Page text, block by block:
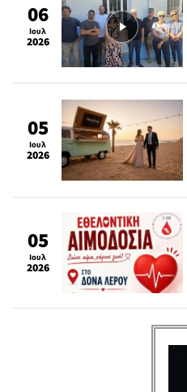
06
Ιουλ
2026
05
Ιουλ
2026
05
Ιουλ
2026